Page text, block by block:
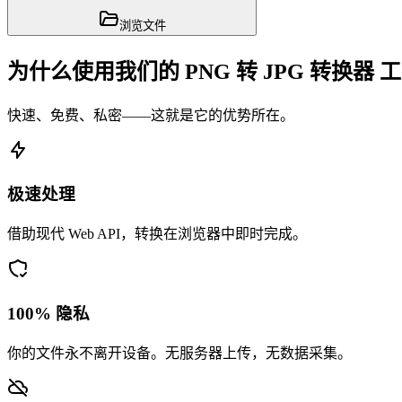
浏览文件
为什么使用我们的 PNG 转 JPG 转换器
快速、免费、私密——这就是它的优势所在。
极速处理
借助现代 Web API，转换在浏览器中即时完成。
100% 隐私
你的文件永不离开设备。无服务器上传，无数据采集。